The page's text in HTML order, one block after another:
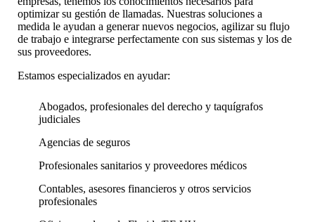
optimizar su gestión de llamadas. Nuestras soluciones a
medida le ayudan a generar nuevos negocios, agilizar su flujo
de trabajo e integrarse perfectamente con sus sistemas y los de
sus proveedores.
Estamos especializados en ayudar:
Abogados, profesionales del derecho y taquígrafos
judiciales
Agencias de seguros
Profesionales sanitarios y proveedores médicos
Contables, asesores financieros y otros servicios
profesionales